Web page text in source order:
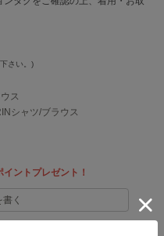
さい。)
ス
シャツ/ブラウス
ントプレゼント！
く